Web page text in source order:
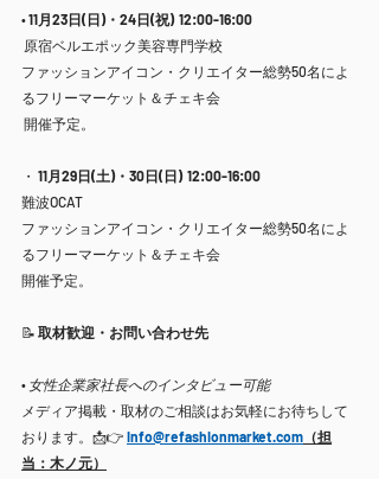
• 11月23日(日)・24日(祝) 12:00-16:00
原宿ベルエポック美容専門学校
ファッションアイコン・クリエイター総勢50名によ
るフリーマーケット＆チェキ会
開催予定。
・ 11月29日(土)・30日(日)  12:00-16:00
難波OCAT
ファッションアイコン・クリエイター総勢50名によ
るフリーマーケット＆チェキ会
開催予定。
📝 取材歓迎・お問い合わせ先
• 女性企業家社長へのインタビュー可能
メディア掲載・取材のご相談はお気軽にお待ちして
おります。📩👉 info@refashionmarket.com （担
当：木ノ元）